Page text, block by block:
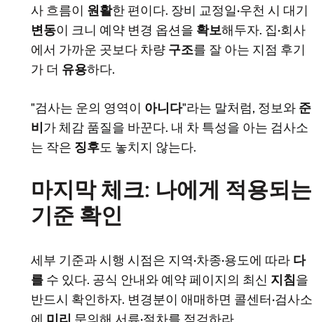
사 흐름이 원활한 편이다. 장비 교정일·우천 시 대기
변동이 크니 예약 변경 옵션을 확보해두자. 집·회사
에서 가까운 곳보다 차량 구조를 잘 아는 지점 후기
가 더 유용하다.
"검사는 운의 영역이 아니다"라는 말처럼, 정보와 준
비 가 체감 품질을 바꾼다. 내 차 특성을 아는 검사소
는 작은 징후도 놓치지 않는다.
마지막 체크: 나에게 적용되는
기준 확인
세부 기준과 시행 시점은 지역·차종·용도에 따라 다
를 수 있다. 공식 안내와 예약 페이지의 최신 지침을
반드시 확인하자. 변경분이 애매하면 콜센터·검사소